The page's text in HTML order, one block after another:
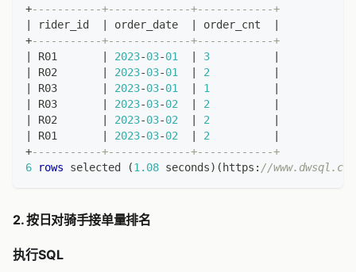
+-----------+-------------+------------+
rider_id order_date order_cnt
+-----------+-------------+------------+
R01 2023-03-01 3
R02 2023-03-01 2
R03 2023-03-01 1
R03 2023-03-02 2
R02 2023-03-02 2
R01 2023-03-02 2
+-----------+-------------+------------+
6
rows selected (1.08 seconds) ( https: //
2. 按日对骑手接单量排名
执行SQL